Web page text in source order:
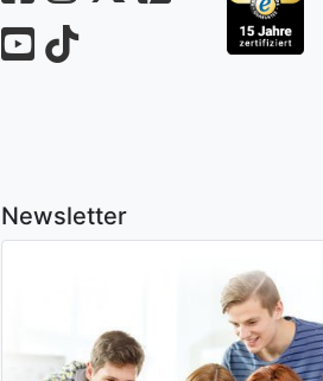
Newsletter